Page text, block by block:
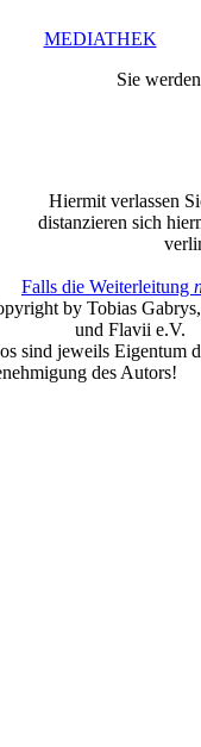
MEDIATHEK
Sie
Hiermit verlassen
distanzieren sich
Falls die Weiterleitung
by Tobias
und Flavii e.V.
sind jeweils Eigentum
des Autors!